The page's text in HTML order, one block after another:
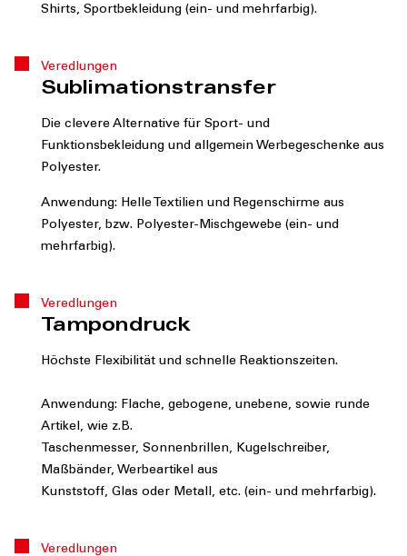
Shirts, Sportbekleidung (ein- und mehrfarbig).
Veredlungen
Sublimationstransfer
Die clevere Alternative für Sport- und
Funktionsbekleidung und allgemein Werbegeschenke aus
Polyester.
Anwendung: Helle Textilien und Regenschirme aus
Polyester, bzw. Polyester-Mischgewebe (ein- und
mehrfarbig).
Veredlungen
Tampondruck
Höchste Flexibilität und schnelle Reaktionszeiten.
Anwendung: Flache, gebogene, unebene, sowie runde
Artikel, wie z.B.
Taschenmesser, Sonnenbrillen, Kugelschreiber,
Maßbänder, Werbeartikel aus
Kunststoff, Glas oder Metall, etc. (ein- und mehrfarbig).
Veredlungen